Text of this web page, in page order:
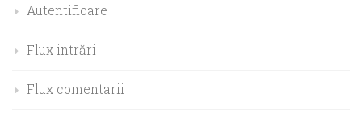
Autentificare
Flux intrări
Flux comentarii